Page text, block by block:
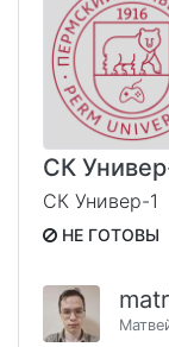
СК
СК Универ-1
НЕ ГОТОВЫ